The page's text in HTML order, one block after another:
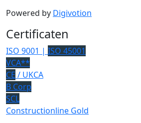
Powered by Digivotion
Certificaten
ISO 9001 | ISO 45001
VCA**
CE / UKCA
B Corp
SCL
Constructionline Gold